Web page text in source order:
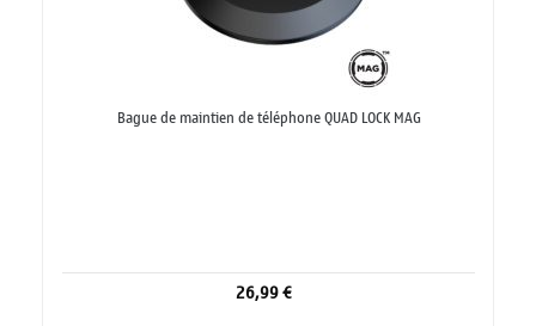
Bague de maintien de téléphone QUAD LOCK MAG
26,99 €